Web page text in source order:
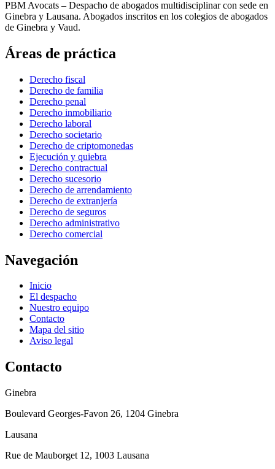
PBM Avocats – Despacho de abogados multidisciplinar con sede en
Ginebra y Lausana. Abogados inscritos en los colegios de abogados
de Ginebra y Vaud.
Áreas de práctica
Derecho fiscal
Derecho de familia
Derecho penal
Derecho inmobiliario
Derecho laboral
Derecho societario
Derecho de criptomonedas
Ejecución y quiebra
Derecho contractual
Derecho sucesorio
Derecho de arrendamiento
Derecho de extranjería
Derecho de seguros
Derecho administrativo
Derecho comercial
Navegación
Inicio
El despacho
Nuestro equipo
Contacto
Mapa del sitio
Aviso legal
Contacto
Ginebra
Boulevard Georges-Favon 26, 1204 Ginebra
Lausana
Rue de Mauborget 12, 1003 Lausana